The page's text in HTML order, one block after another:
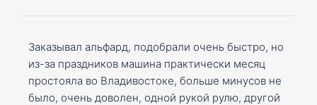
Заказывал альфард, подобрали очень быстро, но
из-за праздников машина практически месяц
простояла во Владивостоке, больше минусов не
было, очень доволен, одной рукой рулю, другой